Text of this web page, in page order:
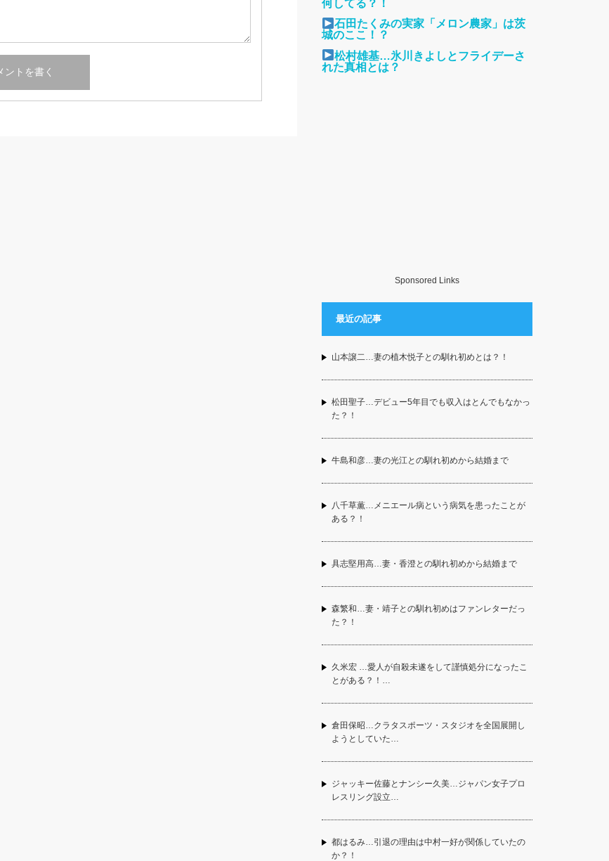
何してる？！
石田たくみの実家「メロン農家」は茨
城のここ！？
松村雄基…氷川きよしとフライデーさ
れた真相とは？
Sponsored Links
最近の記事
山本譲二…妻の植木悦子との馴れ初めとは？！
松田聖子…デビュー5年目でも収入はとんでもなかっ
た？！
牛島和彦…妻の光江との馴れ初めから結婚まで
八千草薫…メニエール病という病気を患ったことが
ある？！
具志堅用高…妻・香澄との馴れ初めから結婚まで
森繁和…妻・靖子との馴れ初めはファンレターだっ
た？！
久米宏 …愛人が自殺未遂をして謹慎処分になったこ
とがある？！…
倉田保昭…クラタスポーツ・スタジオを全国展開し
ようとしていた…
ジャッキー佐藤とナンシー久美…ジャパン女子プロ
レスリング設立…
都はるみ…引退の理由は中村一好が関係していたの
か？！